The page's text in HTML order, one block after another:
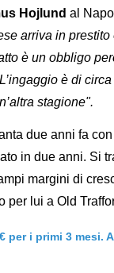
Hojlund al
arriva in
è un obbligo
è di
stagione".
due anni fa
in due anni. Si
margini di
per lui a Old
per i primi 3 mesi.